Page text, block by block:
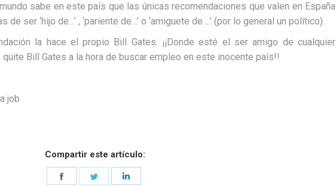
sabe en este país que las únicas recomendaciones que valen en España
ser ‘hijo de…’ , ‘pariente de…’ o ‘amiguete de….’ (por lo general un político).
la hace el propio Bill Gates. ¡¡Donde esté el ser amigo de cualquier
Bill Gates a la hora de buscar empleo en este inocente país!!
Compartir este artículo:
Share